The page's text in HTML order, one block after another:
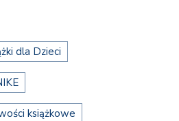
dla Dzieci
książkowe